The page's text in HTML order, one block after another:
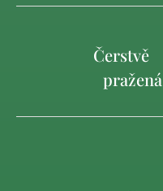
Čerstvě